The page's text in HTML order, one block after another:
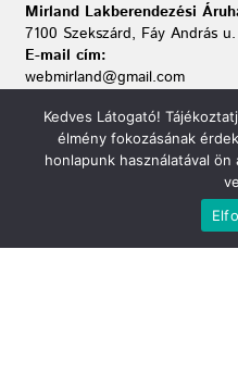
Mirland Lakberendezési
7100 Szekszárd, Fáy András
E-mail cím:
webmirland@gmail.com
H-P 9-17:30 Sz: 9-12
Telefonszám:
06 74/510-686
Kedves Látogató!
élmény fokozásának
honlapunk használatával